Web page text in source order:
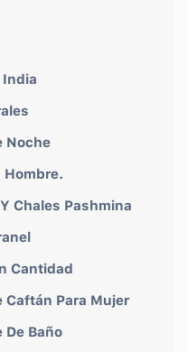
Noche
Hombre.
Chales Pashmina
Cantidad
Caftán Para Mujer
De Baño